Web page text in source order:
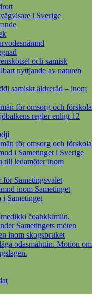
i Sverige
och samisk
nyttjande av naturen
samiskt äldreråd – inom
för omsorg och förskola
regler enligt 12
för omsorg och förskola
i Sametinget i Sverige
till ledamöter inom
för Sametingsvalet
inom Sametinget
i Sametinget
čoahkkimiin.
Sametingets möten
inom skogsbruket
ođasmahttin. Motion om